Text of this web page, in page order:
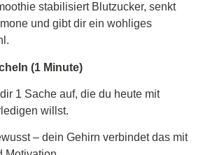
stabilisiert Blutzucker, senkt
und gibt dir ein wohliges
(1 Minute)
1 Sache auf, die du heute mit
willst.
– dein Gehirn verbindet das mit